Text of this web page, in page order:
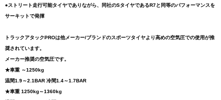
●ストリート走行可能タイヤでありながら、同社のSタイヤであるR7と同等のパフォーマンスを
サーキットで発揮
トラックアタックPROは他メーカー/ブランドのスポーツタイヤより高めの空気圧での使用が推
奨されています。
メーカー推奨の空気圧です。
★車重 ～1250kg
温間1.9～2.1BAR 冷間1.4～1.7BAR
★車重 1250kg～1360kg